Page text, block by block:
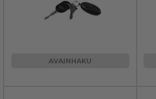
AVAINHAKU